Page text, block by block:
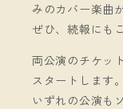
みのカバー楽曲
ぜひ、続報にも
両公演のチケッ
スタートします。
いずれの公演も